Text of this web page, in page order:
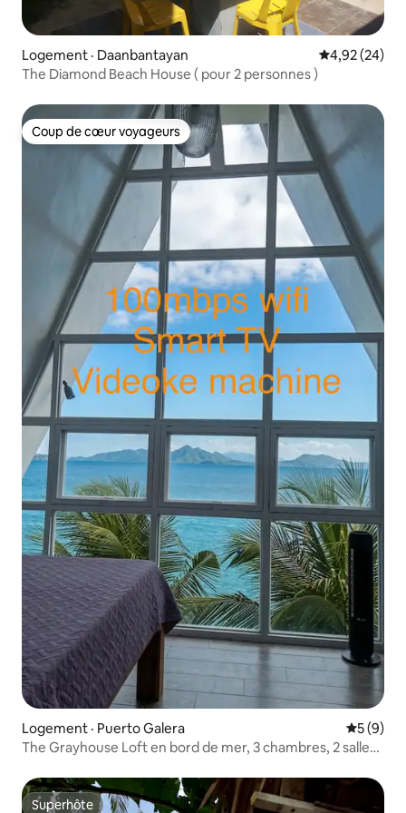
Logement · Daanbantayan Note
4,92 (24)
The Diamond Beach House ( pour 2 personnes )
Coup de cœur voyageurs
Coup de cœur voyageurs
Logement · Puerto Galera Note
5 (9)
The Grayhouse Loft en bord de mer, 3 chambres, 2 salles
Superhôte